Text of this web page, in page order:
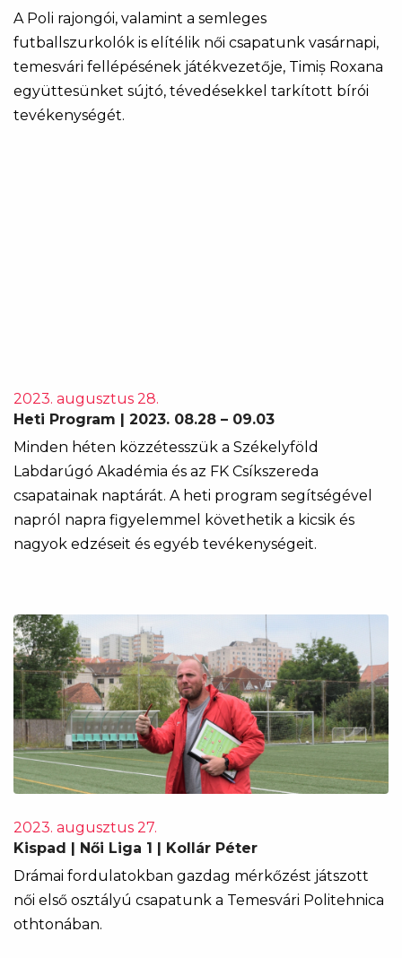
A Poli rajongói, valamint a semleges
futballszurkolók is elítélik női csapatunk vasárnapi,
temesvári fellépésének játékvezetője, Timiș Roxana
együttesünket sújtó, tévedésekkel tarkított bírói
tevékenységét.
2023. augusztus 28.
Heti Program | 2023. 08.28 – 09.03
Minden héten közzétesszük a Székelyföld
Labdarúgó Akadémia és az FK Csíkszereda
csapatainak naptárát. A heti program segítségével
napról napra figyelemmel követhetik a kicsik és
nagyok edzéseit és egyéb tevékenységeit.
2023. augusztus 27.
Kispad | Női Liga 1 | Kollár Péter
Drámai fordulatokban gazdag mérkőzést játszott
női első osztályú csapatunk a Temesvári Politehnica
othtonában.